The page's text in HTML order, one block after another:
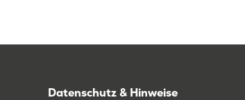
Datenschutz & Hinweise